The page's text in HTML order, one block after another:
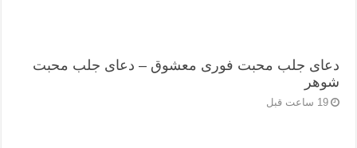
دعای جلب محبت فوری معشوق – دعای جلب محبت
شوهر
19 ساعت قبل